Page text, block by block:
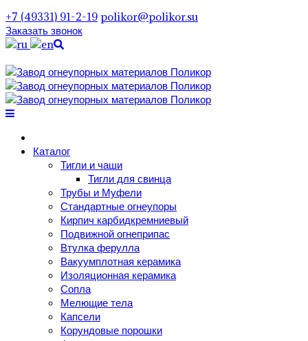
+7 (49331) 91-2-19 polikor@polikor.su
Заказать звонок
Каталог
Тигли и чаши
Тигли для свинца
Трубы и Муфели
Стандартные огнеупоры
Кирпич карбидкремниевый
Подвижной огнеприпас
Втулка ферулла
Вакуумплотная керамика
Изоляционная керамика
Сопла
Мелющие тела
Капсели
Корундовые порошки